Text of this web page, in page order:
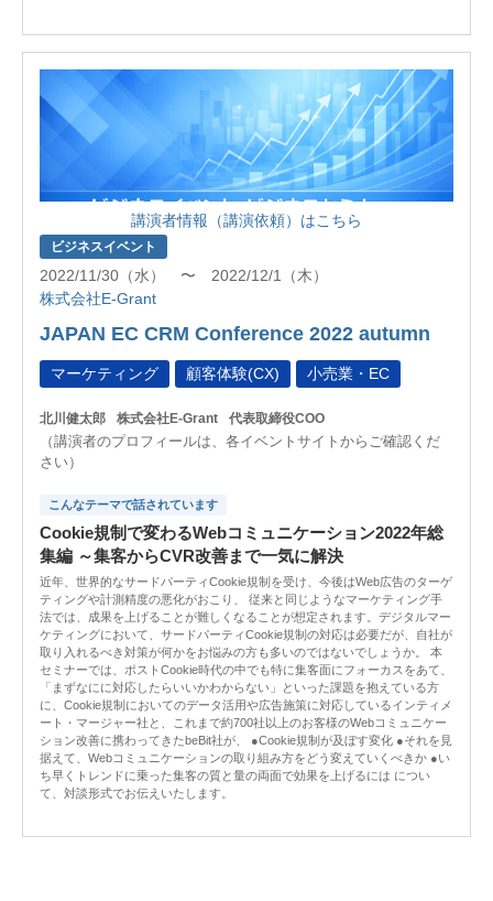
講演者情報（講演依頼）はこちら
ビジネスイベント
2022/11/30（水） 〜 2022/12/1（木）
株式会社E-Grant
JAPAN EC CRM Conference 2022 autumn
マーケティング 顧客体験(CX) 小売業・EC
北川健太郎 株式会社E-Grant 代表取締役COO
（講演者のプロフィールは、各イベントサイトからご確認くだ
さい）
こんなテーマで話されています
Cookie規制で変わるWebコミュニケーション2022年総
集編 ～集客からCVR改善まで一気に解決
近年、世界的なサードパーティCookie規制を受け、今後はWeb広告のターゲ
ティングや計測精度の悪化がおこり、 従来と同じようなマーケティング手
法では、成果を上げることが難しくなることが想定されます。デジタルマー
ケティングにおいて、サードパーティCookie規制の対応は必要だが、自社が
取り入れるべき対策が何かをお悩みの方も多いのではないでしょうか。 本
セミナーでは、ポストCookie時代の中でも特に集客面にフォーカスをあて、
「まずなにに対応したらいいかわからない」といった課題を抱えている方
に、Cookie規制においてのデータ活用や広告施策に対応しているインティメ
ート・マージャー社と、これまで約700社以上のお客様のWebコミュニケー
ション改善に携わってきたbeBit社が、 ●Cookie規制が及ぼす変化 ●それを見
据えて、Webコミュニケーションの取り組み方をどう変えていくべきか ●い
ち早くトレンドに乗った集客の質と量の両面で効果を上げるには につい
て、対談形式でお伝えいたします。